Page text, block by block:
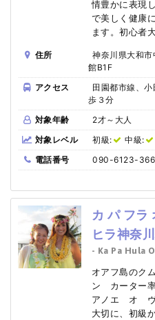
情豊かに表現
で美しく健康
ます。初心者
住所
神奈川県大和
館B1F
アクセス
田園都市線、
歩３分
対象年齢
2才～大人
対象レベル
初級: 中級:
電話番号
090-6123-
カ パ フラ
ヒラ神奈
- Ka Pa Hula
オアフ島のク
ン カーター
アノエ オ ヴ
大切に、初級